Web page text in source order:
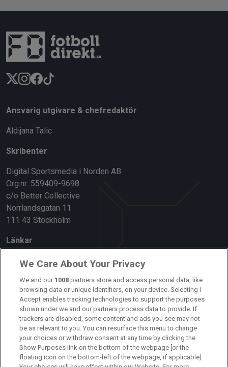
Ansvarig utgivare & chefredaktör
Aldijana Talic
Skribenter
Digital Sportsmedia i Norden AB
Org.nr: 559409-9698
c/o Better Collective
Norrlandsgatan 11
111 43 Stockholm
Länkar
Om oss
Kontakta oss
Kundtjänst
Sponsor: Rekatochklart
Annonsera på Fotbolldirekt
Redaktionell policy
We Care About Your Privacy
We and our 1008 partners store and access personal data, like
browsing data or unique identifiers, on your device. Selecting I
Accept enables tracking technologies to support the purposes
shown under we and our partners process data to provide. If
trackers are disabled, some content and ads you see may not
be as relevant to you. You can resurface this menu to change
your choices or withdraw consent at any time by clicking the
Show Purposes link on the bottom of the webpage [or the
floating icon on the bottom-left of the webpage, if applicable].